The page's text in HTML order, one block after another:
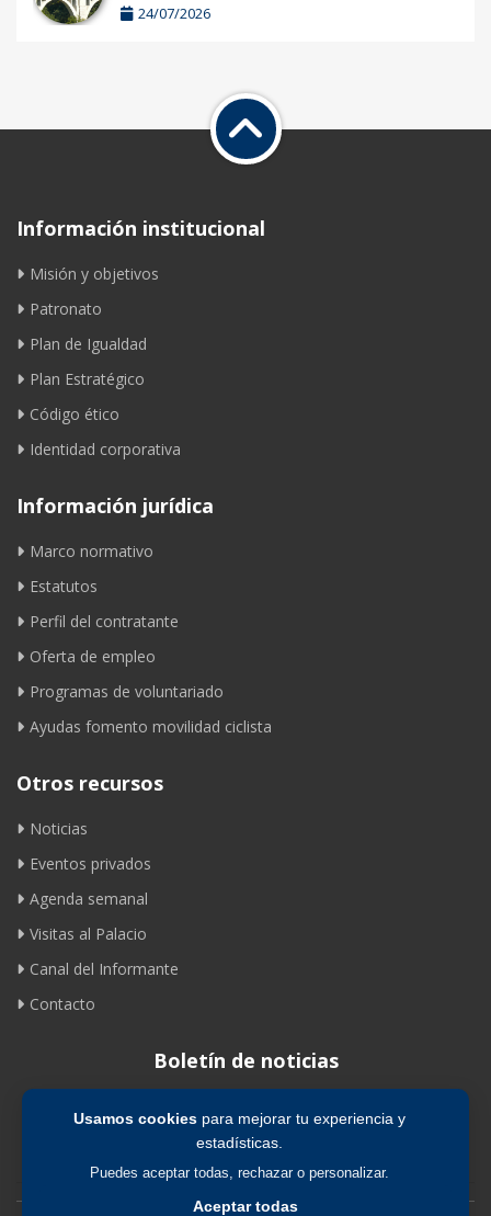
Usamos cookiespara mejorar tu experiencia y
estadísticas.
Puedes aceptar todas, rechazar o personalizar.
Aceptar todas
24/07/2026
Información institucional
Misión y objetivos
Patronato
Plan de Igualdad
Plan Estratégico
Código ético
Identidad corporativa
Información jurídica
Marco normativo
Estatutos
Perfil del contratante
Oferta de empleo
Programas de voluntariado
Ayudas fomento movilidad ciclista
Otros recursos
Noticias
Eventos privados
Agenda semanal
Visitas al Palacio
Canal del Informante
Contacto
Boletín de noticias
Suscribirse